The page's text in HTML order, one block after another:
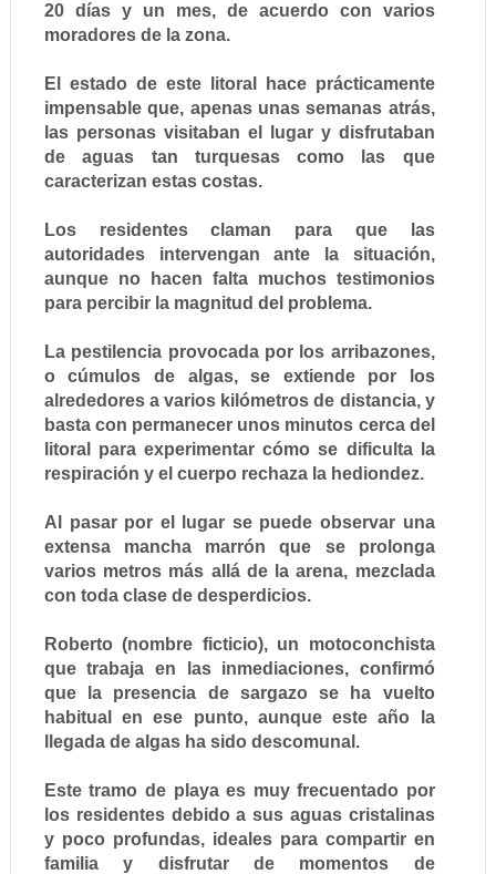
20 días y un mes, de acuerdo con varios
moradores de la zona.
El estado de este litoral hace prácticamente
impensable que, apenas unas semanas atrás,
las personas visitaban el lugar y disfrutaban
de aguas tan turquesas como las que
caracterizan estas costas.
Los residentes claman para que las
autoridades intervengan ante la situación,
aunque no hacen falta muchos testimonios
para percibir la magnitud del problema.
La pestilencia provocada por los arribazones,
o cúmulos de algas, se extiende por los
alrededores a varios kilómetros de distancia, y
basta con permanecer unos minutos cerca del
litoral para experimentar cómo se dificulta la
respiración y el cuerpo rechaza la hediondez.
Al pasar por el lugar se puede observar una
extensa mancha marrón que se prolonga
varios metros más allá de la arena, mezclada
con toda clase de desperdicios.
Roberto (nombre ficticio), un motoconchista
que trabaja en las inmediaciones, confirmó
que la presencia de sargazo se ha vuelto
habitual en ese punto, aunque este año la
llegada de algas ha sido descomunal.
Este tramo de playa es muy frecuentado por
los residentes debido a sus aguas cristalinas
y poco profundas, ideales para compartir en
familia y disfrutar de momentos de